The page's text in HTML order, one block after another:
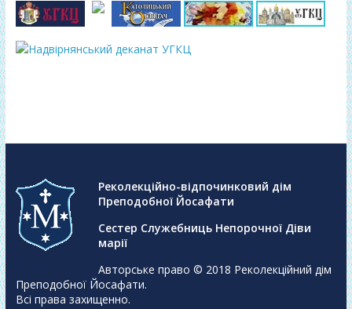
Реколекційно-відпочинковий дім
Преподобної Йосафати
Сестер Служебниць Непорочної Діви
марії
Авторське право © 2018 Реколекційний дім
Преподобної Йосафати.
Всі права захищенно.